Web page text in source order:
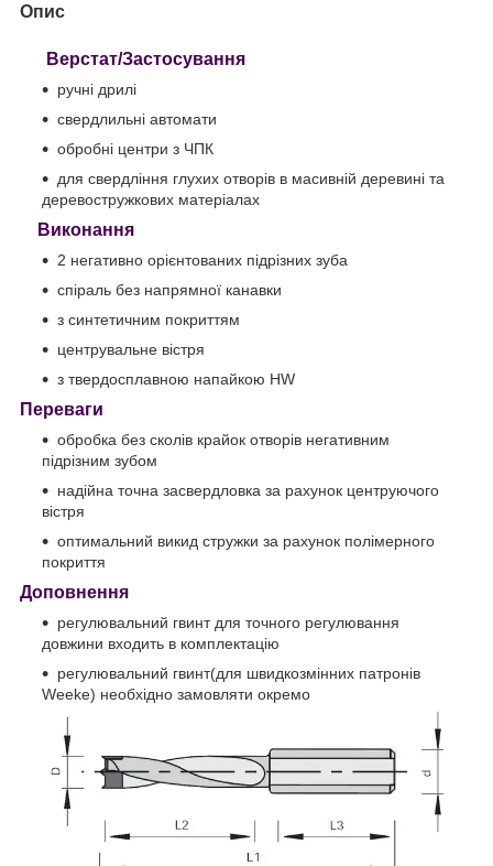
Опис
Верстат/Застосування
ручні дрилі
свердлильні автомати
обробні центри з ЧПК
для свердління глухих отворів в масивній деревині та
деревостружкових матеріалах
Виконання
2 негативно орієнтованих підрізних зуба
спіраль без напрямної канавки
з синтетичним покриттям
центрувальне вістря
з твердосплавною напайкою HW
Переваги
обробка без сколів крайок отворів негативним
підрізним зубом
надійна точна засвердловка за рахунок центруючого
вістря
оптимальний викид стружки за рахунок полімерного
покриття
Доповнення
регулювальний гвинт для точного регулювання
довжини входить в комплектацію
регулювальний гвинт(для швидкозмінних патронів
Weeke) необхідно замовляти окремо